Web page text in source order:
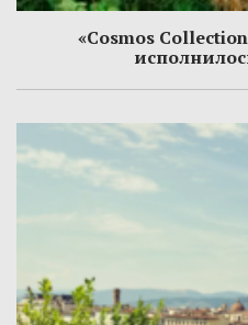
«Cosmos